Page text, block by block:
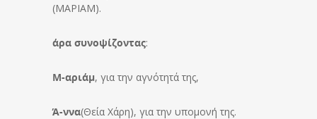
(ΜΑΡΙΑΜ).
άρα συνοψίζοντας:
Μ-αριάμ, για την αγνότητά της,
Ά-ννα(Θεία Χάρη), για την υπομονή της.